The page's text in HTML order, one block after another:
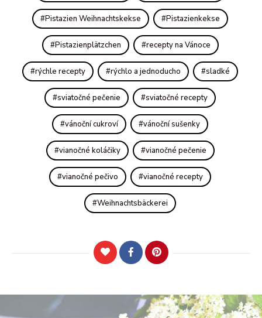
Pistazien Weihnachtskekse Pistazienkekse
Pistazienplätzchen recepty na Vánoce
rýchle recepty rýchlo a jednoducho sladké
sviatočné pečenie sviatočné recepty
vánoční cukroví vánoční sušenky
vianočné koláčiky vianočné pečenie
vianočné pečivo vianočné recepty
Weihnachtsbäckerei